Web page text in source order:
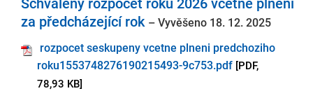
Schválený rozpočet roku 2026 včetně plnění
za předcházející rok – Vyvěšeno 18. 12. 2025
rozpocet seskupeny vcetne plneni predchoziho
roku1553748276190215493-9c753.pdf [PDF,
78,93 KB]